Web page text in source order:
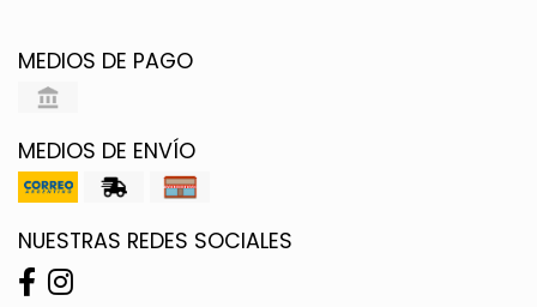
MEDIOS DE PAGO
MEDIOS DE ENVÍO
NUESTRAS REDES SOCIALES